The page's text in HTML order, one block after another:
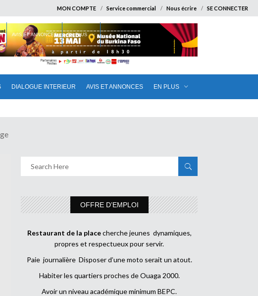
MON COMPTE Service commercial Nous écrire SE CONNECTER
DIALOGUE INTERIEUR AVIS ET ANNONCES EN PLUS
AVIS ET ANNONCES EN PLUS
OFFRE D’EMPLOI
Restaurant de la placecherche jeunes dynamiques,
propres et respectueux pour servir.
Paie journalière Disposer d’une moto serait un atout.
Habiter les quartiers proches de Ouaga 2000.
Avoir un niveau académique minimum BEPC.